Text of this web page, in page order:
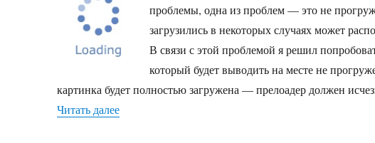
не
проблемы, одна из проблем — это не
загрузились в некоторых случаях может
В связи с этой проблемой я решил
который будет выводить на месте не
картинка будет полностью загружена — прелоадер должен
Читать далее